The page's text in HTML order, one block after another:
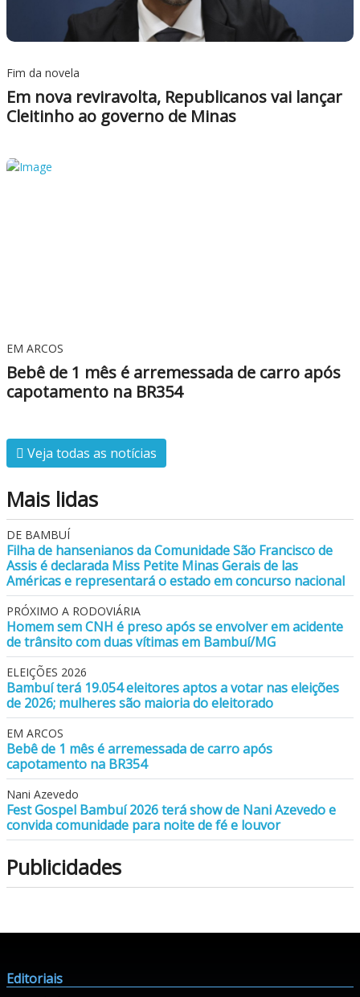
Em nova reviravolta, Republicanos vai lançar
Cleitinho ao governo de Minas
Bebê de 1 mês é arremessada de carro após
capotamento na BR354
Veja todas as notícias
Mais lidas
DE BAMBUÍ
Filha de hansenianos da Comunidade São Francisco de
Assis é declarada Miss Petite Minas Gerais de las
Américas e representará o estado em concurso nacional
PRÓXIMO A RODOVIÁRIA
Homem sem CNH é preso após se envolver em acidente
de trânsito com duas vítimas em Bambuí/MG
ELEIÇÕES 2026
Bambuí terá 19.054 eleitores aptos a votar nas eleições
de 2026; mulheres são maioria do eleitorado
EM ARCOS
Bebê de 1 mês é arremessada de carro após
capotamento na BR354
Nani Azevedo
Fest Gospel Bambuí 2026 terá show de Nani Azevedo e
convida comunidade para noite de fé e louvor
Publicidades
Bambuí